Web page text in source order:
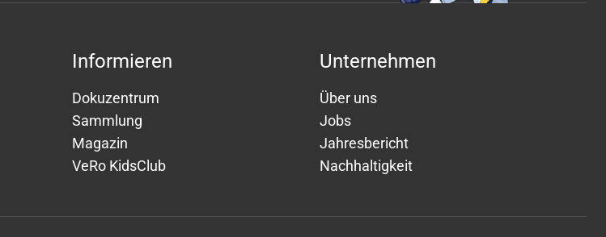
Informieren
Dokuzentrum
Sammlung
Magazin
VeRo KidsClub
Unternehmen
Über uns
Jobs
Jahresbericht
Nachhaltigkeit